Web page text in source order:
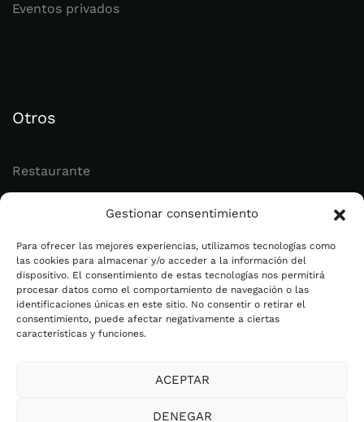
Gestionar consentimiento
Para ofrecer las mejores experiencias, utilizamos tecnologías como
las cookies para almacenar y/o acceder a la información del
dispositivo. El consentimiento de estas tecnologías nos permitirá
procesar datos como el comportamiento de navegación o las
identificaciones únicas en este sitio. No consentir o retirar el
consentimiento, puede afectar negativamente a ciertas
características y funciones.
ACEPTAR
DENEGAR
Eventos privados
Otros
Restaurante
Legal
Aviso legal